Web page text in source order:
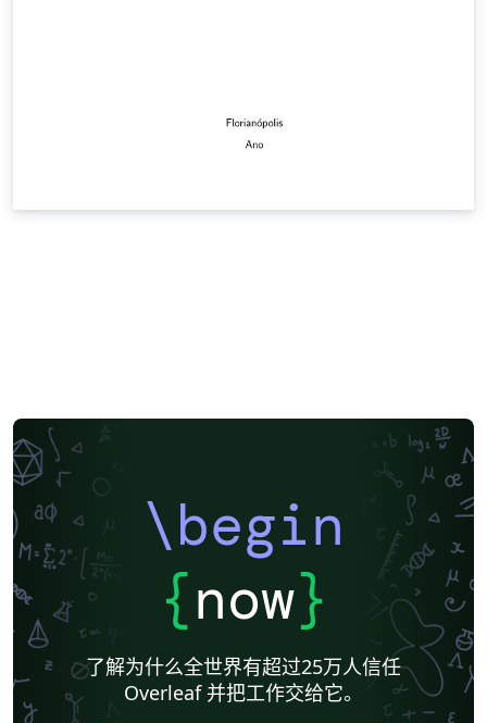
\begin
{now}
了解为什么全世界有超过25万人信任
Overleaf 并把工作交给它。